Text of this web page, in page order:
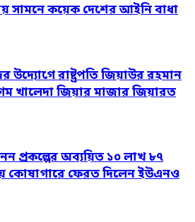
সামনে কয়েক দেশের আইনি বাধা
উদ্যোগে রাষ্ট্রপতি জিয়াউর রহমান
খালেদা জিয়ার মাজার জিয়ারত
প্রকল্পের অব্যয়িত ১০ লাখ ৮৭
কোষাগারে ফেরত দিলেন ইউএনও